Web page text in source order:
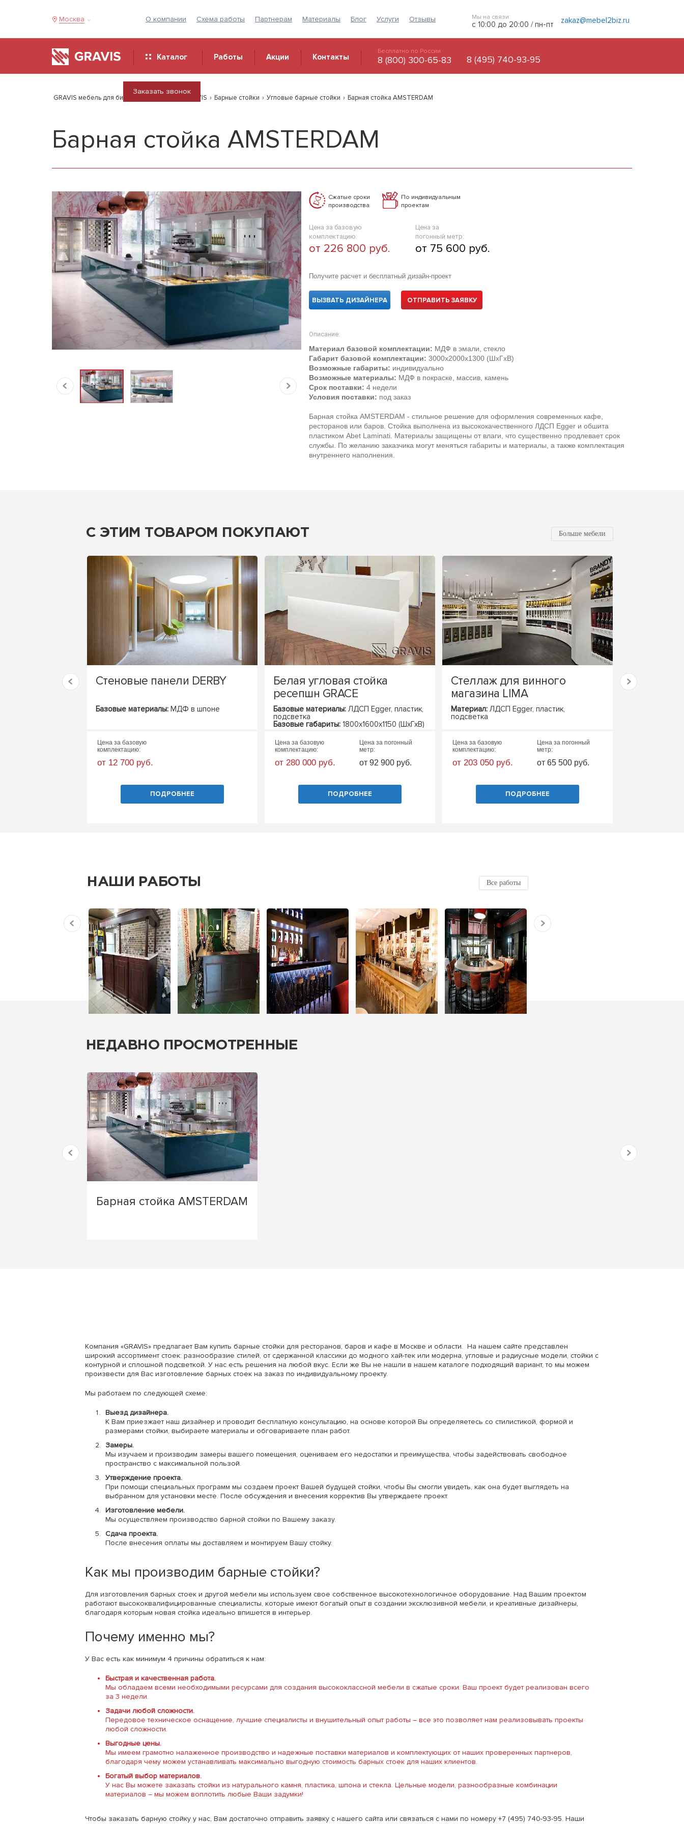
Москва О компании Схема работы Партнерам Материалы Блог Услуги Отзывы Мы на связи:
с 10:00 до 20:00 / пн-пт zakaz@mebel2biz.ru
Каталог Работы Акции Контакты
Бесплатно по России
8 (800) 300-65-83 8 (495) 740-93-95
Заказать звонок
GRAVIS мебель для бизнеса Продукция GRAVIS › Барные стойки › Угловые барные стойки › Барная стойка AMSTERDAM
Барная стойка AMSTERDAM
Сжатые сроки
производства
По индивидуальным
проектам
Цена за базовую
комплектацию:
от 226 800 руб.
Цена за
погонный метр:
от 75 600 руб.
Получите расчет и бесплатный дизайн-проект
ВЫЗВАТЬ ДИЗАЙНЕРА ОТПРАВИТЬ ЗАЯВКУ
Описание:
Материал базовой комплектации: МДФ в эмали, стекло
Габарит базовой комплектации: 3000х2000х1300 (ШхГхВ)
Возможные габариты: индивидуально
Возможные материалы: МДФ в покраске, массив, камень
Срок поставки: 4 недели
Условия поставки: под заказ
Барная стойка AMSTERDAM - стильное решение для оформления современных кафе,
ресторанов или баров. Стойка выполнена из высококачественного ЛДСП Egger и обшита
пластиком Abet Laminati. Материалы защищены от влаги, что существенно продлевает срок
службы. По желанию заказчика могут меняться габариты и материалы, а также комплектация
внутреннего наполнения.
С ЭТИМ ТОВАРОМ ПОКУПАЮТ Больше мебели
Стеновые панели DERBY
Базовые материалы:МДФ в шпоне
Цена за базовую
комплектацию:
от 12 700 руб.
ПОДРОБНЕЕ
Белая угловая стойка
ресепшн GRACE
Базовые материалы: ЛДСП Egger, пластик,
подсветка
Базовые габариты:1800х1600х1150 (ШхГхВ)
Цена за базовую
комплектацию:
от 280 000 руб.
Цена за погонный
метр:
от 92 900 руб.
ПОДРОБНЕЕ
Стеллаж для винного
магазина LIMA
Материал:ЛДСП Egger, пластик,
подсветка
Цена за базовую
комплектацию:
от 203 050 руб.
Цена за погонный
метр:
от 65 500 руб.
ПОДРОБНЕЕ
Стеновые
НАШИ РАБОТЫ Все работы
НЕДАВНО ПРОСМОТРЕННЫЕ
Барная стойка AMSTERDAM
Компания «GRAVIS» предлагает Вам купить барные стойки для ресторанов, баров и кафе в Москве и области. На нашем сайте представлен
широкий ассортимент стоек: разнообразие стилей, от сдержанной классики до модного хай-тек или модерна, угловые и радиусные модели, стойки с
контурной и сплошной подсветкой. У нас есть решения на любой вкус. Если же Вы не нашли в нашем каталоге подходящий вариант, то мы можем
произвести для Вас изготовление барных стоек на заказ по индивидуальному проекту.
Мы работаем по следующей схеме:
Выезд дизайнера.
К Вам приезжает наш дизайнер и проводит бесплатную консультацию, на основе которой Вы определяетесь со стилистикой, формой и
размерами стойки, выбираете материалы и обговариваете план работ.
Замеры.
Мы изучаем и производим замеры вашего помещения, оцениваем его недостатки и преимущества, чтобы задействовать свободное
пространство с максимальной пользой.
Утверждение проекта.
При помощи специальных программ мы создаем проект Вашей будущей стойки, чтобы Вы смогли увидеть, как она будет выглядеть на
выбранном для установки месте. После обсуждения и внесения корректив Вы утверждаете проект.
Изготовление мебели.
Мы осуществляем производство барной стойки по Вашему заказу.
Сдача проекта.
После внесения оплаты мы доставляем и монтируем Вашу стойку.
Как мы производим барные стойки?
Для изготовления барных стоек и другой мебели мы используем свое собственное высокотехнологичное оборудование. Над Вашим проектом
работают высококвалифицированные специалисты, которые имеют богатый опыт в создании эксклюзивной мебели, и креативные дизайнеры,
благодаря которым новая стойка идеально впишется в интерьер.
Почему именно мы?
У Вас есть как минимум 4 причины обратиться к нам:
Быстрая и качественная работа.
Мы обладаем всеми необходимыми ресурсами для создания высококлассной мебели в сжатые сроки. Ваш проект будет реализован всего
за 3 недели.
Задачи любой сложности.
Передовое техническое оснащение, лучшие специалисты и внушительный опыт работы – все это позволяет нам реализовывать проекты
любой сложности.
Выгодные цены.
Мы имеем грамотно налаженное производство и надежные поставки материалов и комплектующих от наших проверенных партнеров,
благодаря чему можем устанавливать максимально выгодную стоимость барных стоек для наших клиентов.
Богатый выбор материалов.
У нас Вы можете заказать стойки из натурального камня, пластика, шпона и стекла. Цельные модели, разнообразные комбинации
материалов – мы можем воплотить любые Ваши задумки!
Чтобы заказать барную стойку у нас, Вам достаточно отправить заявку с нашего сайта или связаться с нами по номеру +7 (495) 740-93-95. Наши